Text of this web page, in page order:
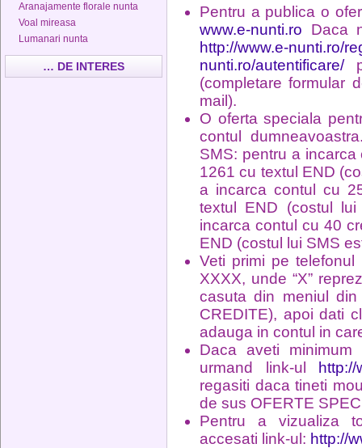
Aranajamente florale nunta
Voal mireasa
Lumanari nunta
… DE INTERES
Pentru a publica o
www.e-nunti.ro Daca
http://www.e-nunti.ro/
nunti.ro/autentificare/
(completare formular
mail).
O oferta speciala
contul
SMS: pentru a
1261 cu textul END
a incarca contul cu
textul END (costul
incarca contul cu 40
END (costul lui SMS
Veti primi pe
XXXX, unde “X”
casuta din meniul
CREDITE), apoi dati
adauga in contul in
Daca aveti
urmand link-ul
regasiti daca tineti
de sus OFERTE
Pentru a vizualiza
accesati link-ul: http://